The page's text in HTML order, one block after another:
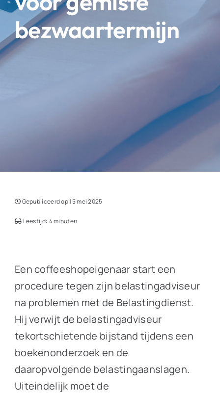
bezwaartermijn
Gepubliceerd op 15 mei 2025
Leestijd: 4 minuten
Een coffeeshopeigenaar start een
procedure tegen zijn belastingadviseur
na problemen met de Belastingdienst.
Hij verwijt de belastingadviseur
tekortschietende bijstand tijdens een
boekenonderzoek en de
daaropvolgende belastingaanslagen.
Uiteindelijk moet de